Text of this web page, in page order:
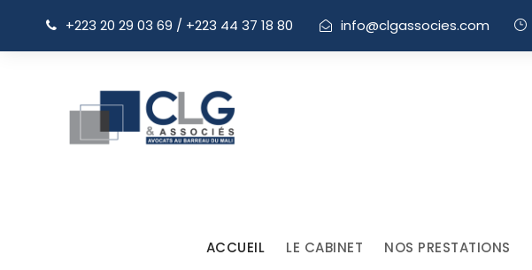
+223 20 29 03 69 / +223 44 37 18 80 info@clgassocies.com
ACCUEIL LE CABINET NOS PRESTATIONS